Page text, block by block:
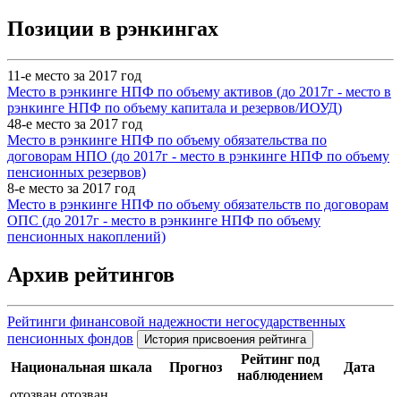
Позиции в рэнкингах
11-е место за 2017 год
Место в рэнкинге НПФ по объему активов (до 2017г - место в
рэнкинге НПФ по объему капитала и резервов/ИОУД)
48-е место за 2017 год
Место в рэнкинге НПФ по объему обязательства по
договорам НПО (до 2017г - место в рэнкинге НПФ по объему
пенсионных резервов)
8-е место за 2017 год
Место в рэнкинге НПФ по объему обязательств по договорам
ОПС (до 2017г - место в рэнкинге НПФ по объему
пенсионных накоплений)
Архив рейтингов
Рейтинги финансовой надежности негосударственных
пенсионных фондов
История присвоения рейтинга
Национальная шкала Прогноз
Рейтинг под
наблюдением
Дата